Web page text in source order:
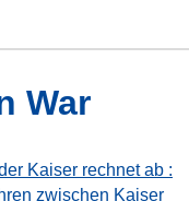
War
Kaiser rechnet ab :
zwischen Kaiser